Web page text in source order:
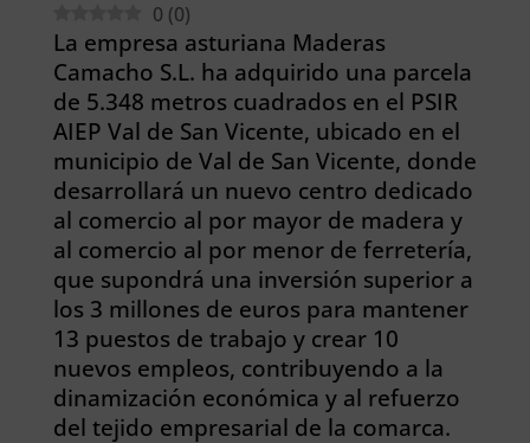
0 (0)
La empresa asturiana Maderas
Camacho S.L. ha adquirido una parcela
de 5.348 metros cuadrados en el PSIR
AIEP Val de San Vicente, ubicado en el
municipio de Val de San Vicente, donde
desarrollará un nuevo centro dedicado
al comercio al por mayor de madera y
al comercio al por menor de ferretería,
que supondrá una inversión superior a
los 3 millones de euros para mantener
13 puestos de trabajo y crear 10
nuevos empleos, contribuyendo a la
dinamización económica y al refuerzo
del tejido empresarial de la comarca.